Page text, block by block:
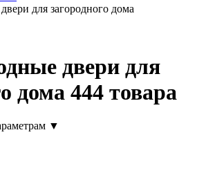
для загородного дома
двери для
дома 444 товара
▼